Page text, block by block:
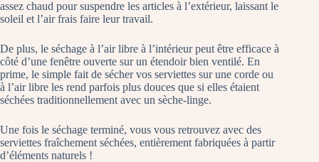
assez chaud pour suspendre les articles à l’extérieur, laissant le
soleil et l’air frais faire leur travail.
De plus, le séchage à l’air libre à l’intérieur peut être efficace à
côté d’une fenêtre ouverte sur un étendoir bien ventilé. En
prime, le simple fait de sécher vos serviettes sur une corde ou
à l’air libre les rend parfois plus douces que si elles étaient
séchées traditionnellement avec un sèche-linge.
Une fois le séchage terminé, vous vous retrouvez avec des
serviettes fraîchement séchées, entièrement fabriquées à partir
d’éléments naturels !